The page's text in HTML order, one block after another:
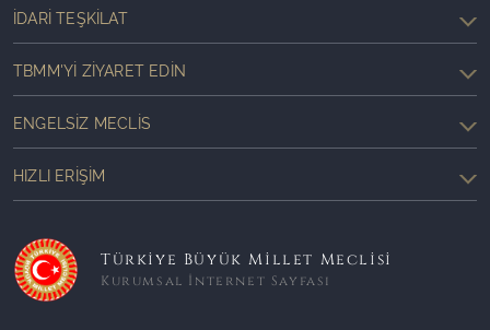
İDARI TEŞKILAT
TBMM'YI ZIYARET EDIN
ENGELSIZ MECLIS
HIZLI ERIŞIM
Türkiye Büyük Millet Meclisi
Kurumsal İnternet Sayfası